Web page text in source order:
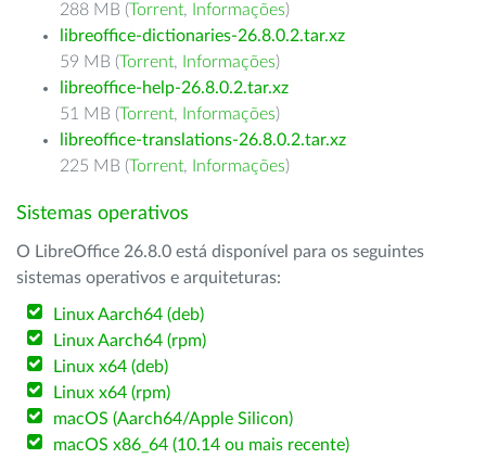
288 MB (Torrent, Informações)
libreoffice-dictionaries-26.8.0.2.tar.xz
59 MB (Torrent, Informações)
libreoffice-help-26.8.0.2.tar.xz
51 MB (Torrent, Informações)
libreoffice-translations-26.8.0.2.tar.xz
225 MB (Torrent, Informações)
Sistemas operativos
O LibreOffice 26.8.0 está disponível para os seguintes
sistemas operativos e arquiteturas:
Linux Aarch64 (deb)
Linux Aarch64 (rpm)
Linux x64 (deb)
Linux x64 (rpm)
macOS (Aarch64/Apple Silicon)
macOS x86_64 (10.14 ou mais recente)